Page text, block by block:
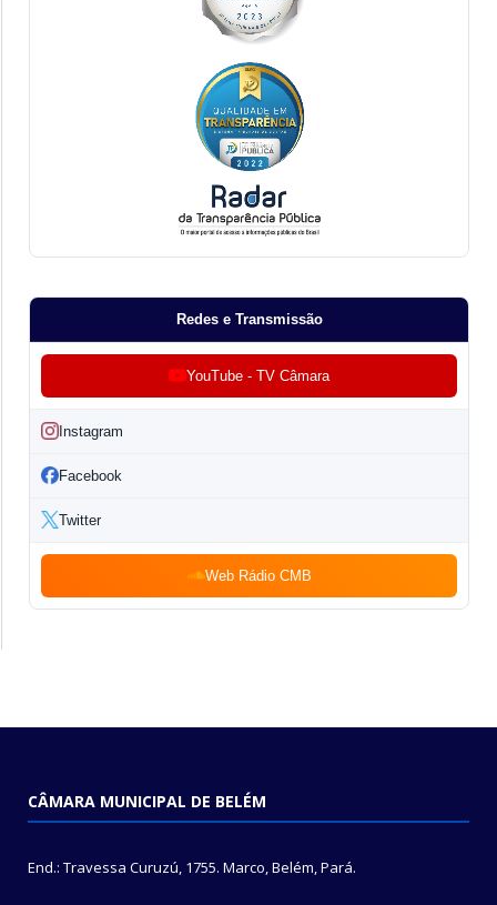
Redes e Transmissão
YouTube - TV Câmara
Instagram
Facebook
Twitter
Web Rádio CMB
CÂMARA MUNICIPAL DE BELÉM
End.: Travessa Curuzú, 1755. Marco, Belém, Pará.